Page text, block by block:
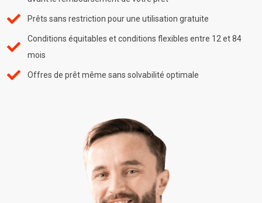
Prêts sans restriction pour une utilisation gratuite
Conditions équitables et conditions flexibles entre 12 et 84
mois
Offres de prêt même sans solvabilité optimale